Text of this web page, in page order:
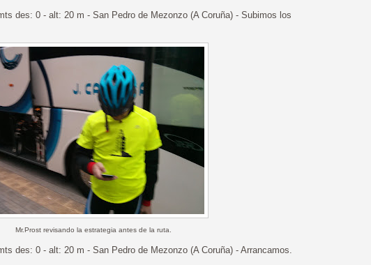
des: 0 - alt: 20 m - San Pedro de Mezonzo (A Coruña) - Subimos los
Mr.Prost revisando la estrategia antes de la ruta.
des: 0 - alt: 20 m - San Pedro de Mezonzo (A Coruña) - Arrancamos.